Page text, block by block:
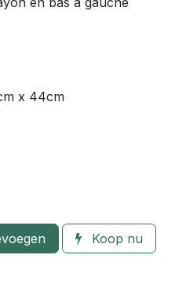
x 44cm
Koop nu